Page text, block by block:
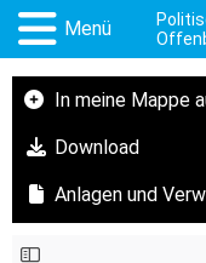
Menü
In meine Mappe
Download
Anlagen und